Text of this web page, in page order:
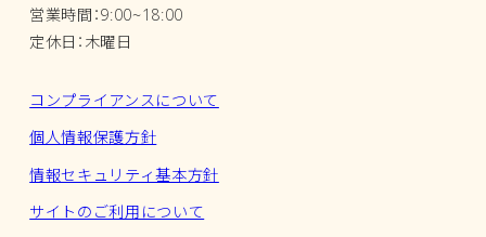
営業時間：9:00~18:00
定休日：木曜日
コンプライアンスについて
個人情報保護方針
情報セキュリティ基本方針
サイトのご利用について